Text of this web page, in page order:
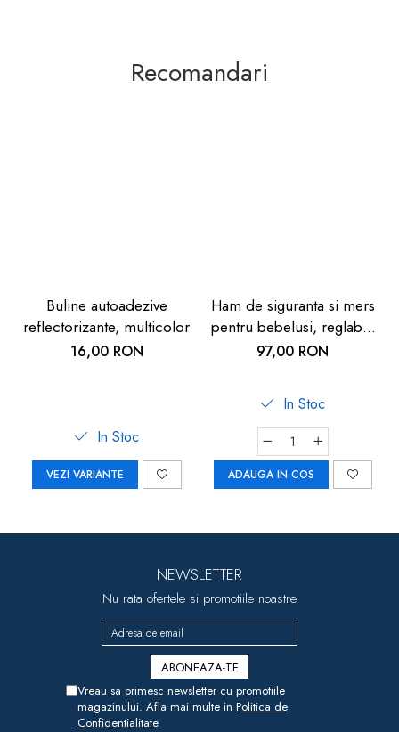
Recomandari
Buline autoadezive
reflectorizante, multicolor
16,00 RON
In Stoc
VEZI VARIANTE
Ham de siguranta si mers
pentru bebelusi, reglabil,
cu frau de ghidare
97,00 RON
In Stoc
ADAUGA IN COS
NEWSLETTER
Nu rata ofertele si promotiile noastre
Vreau sa primesc newsletter cu promotiile
magazinului. Afla mai multe in Politica de
Confidentialitate